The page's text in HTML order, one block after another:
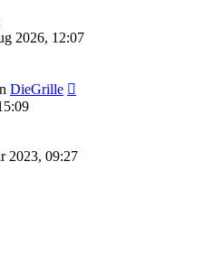
2026, 12:07
DieGrille
2023, 09:27